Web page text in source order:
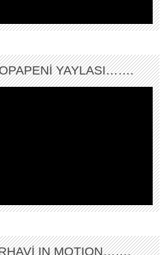
YAYLASI…….
IN MOTION…….